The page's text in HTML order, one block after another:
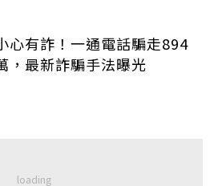
心有詐！一通電話騙走894
，最新詐騙手法曝光